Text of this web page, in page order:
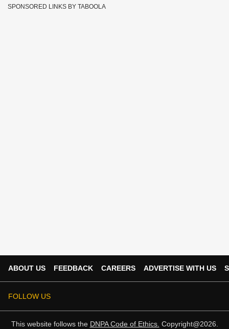
SPONSORED LINKS BY TABOOLA
ABOUT US FEEDBACK CAREERS ADVERTISE WITH US
FOLLOW US
This website follows the DNPA Code of Ethics. Copyright@2026.